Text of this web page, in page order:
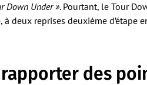
Down Under ». Pourtant, le Tour
deux reprises deuxième d’étape
des